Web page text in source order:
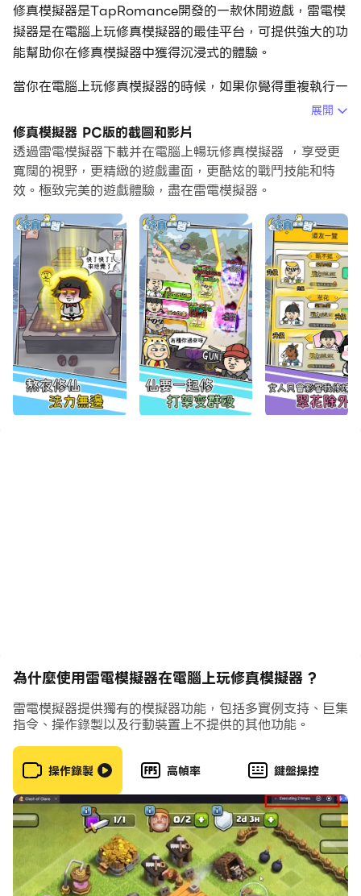
修真模擬器是TapRomance開發的一款休閒遊戲，雷電模
擬器是在電腦上玩修真模擬器的最佳平台，可提供強大的功
能幫助你在修真模擬器中獲得沉浸式的體驗。
當你在電腦上玩修真模擬器的時候，如果你覺得重複執行一
個動作或任務很費時間很無聊，別擔心，巨集指令功能可以
幫你解決你的煩惱！你只需要點擊螢幕記錄功能來記錄你的
操作，然後把它留給巨集指令來解決。巨集指令功能完全自
動化您的操作，讓您以最少的努力輕鬆贏得遊戲！！現在就
開始在電腦上下載和玩修真模擬器吧！
《修真模擬器》是一款詼諧、搞笑風格的挂机修仙遊戲，玩
家將扮演收破爛的小蔡吉，在垃圾仙人的引導下，开启修仙
之旅！
=== 遊戲特色 ===
【魔性畫風】開局一口鍋，小菜鸡逆袭成仙
【鹹魚修真】不傷肝，不废脑，挂机躺平，迎娶翠花
【無限爆裝】挂機闖關，無限寶箱，一直開箱一直爽
【超多玩法】開拓地盤、合成神器、收服神獸，走上人生巔
展開
修真模擬器 PC版的截圖和影片
透過雷電模擬器下載并在電腦上暢玩修真模擬器 ，享受更
寬闊的視野，更精緻的遊戲畫面，更酷炫的戰鬥技能和特
效。極致完美的遊戲體驗，盡在雷電模擬器。
為什麼使用雷電模擬器在電腦上玩修真模擬器 ?
雷電模擬器提供獨有的模擬器功能，包括多實例支持、巨集
指令、操作錄製以及行動裝置上不提供的其他功能。
操作錄製 高幀率 鍵盤操控